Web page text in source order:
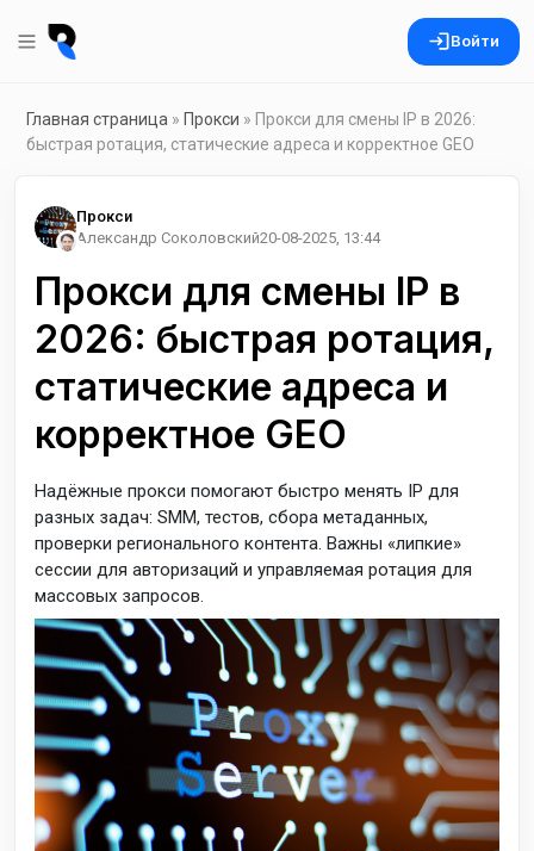
Войти
Главная страница » Прокси » Прокси для смены IP в 2026:
быстрая ротация, статические адреса и корректное GEO
Прокси
Александр Соколовский20-08-2025, 13:44
Прокси для смены IP в
2026: быстрая ротация,
статические адреса и
корректное GEO
Надёжные прокси помогают быстро менять IP для
разных задач: SMM, тестов, сбора метаданных,
проверки регионального контента. Важны «липкие»
сессии для авторизаций и управляемая ротация для
массовых запросов.